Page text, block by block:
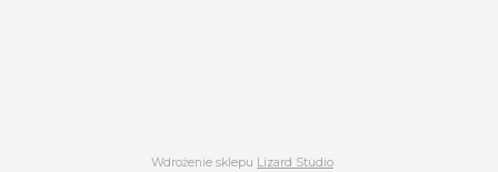
Wdrożenie sklepu Lizard Studio